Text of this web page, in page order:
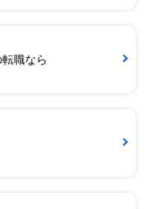
職なら